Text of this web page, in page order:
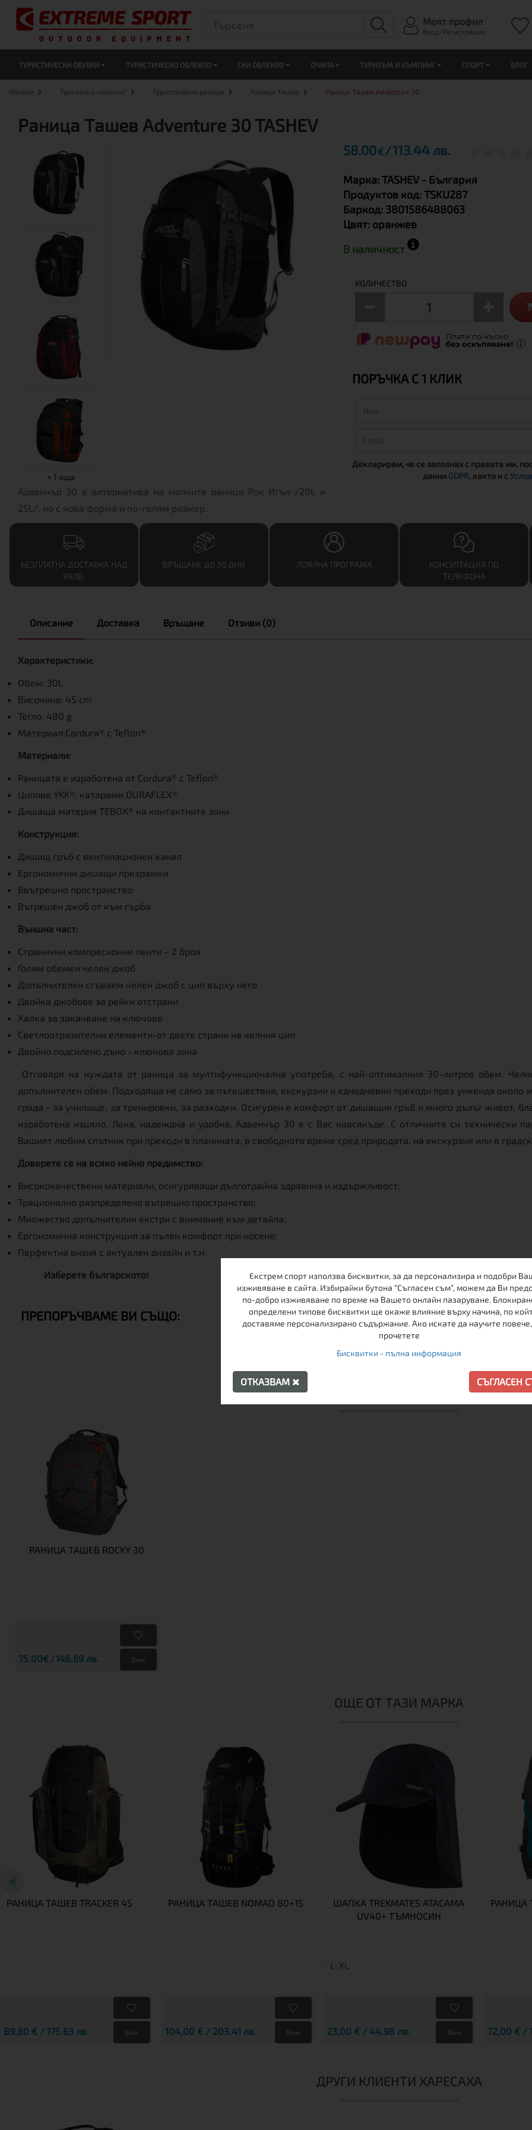
Моят профил
Вход/Регистрация
ТУРИСТИЧЕСКИ ОБУВКИ ТУРИСТИЧЕСКО ОБЛЕКЛО СКИ ОБЛЕКЛО ОЧИЛА ТУРИЗЪМ И КЪМПИНГ СПОРТ БЛОГ
Начало Туризъм и къмпинг Туристически раници Раници Ташев Раница Ташев Adventure 30
Раница Ташев Adventure 30 TASHEV
+ 1 още
Адвенчър 30 е алтернатива на малките раници Рок Игъл /20L и
25L/, но с нова форма и по-голям размер.
58.00€ 113.44 лв.
Марка:TASHEV - България
Продуктов код:TSKU287
Баркод: 3801586488063
Цвят: оранжев
В наличност
КОЛИЧЕСТВО
ПОРЪЧКА С 1 КЛИК
Декларирам, че се запознах с правата ми,
данни GDPR, както и с
БЕЗПЛАТНА ДОСТАВКА НАД
99ЛВ.
ВРЪЩАНЕ ДО 30 ДНИ ЛОЯЛНА ПРОГРАМА
КОНСУЛТАЦИЯ ПО
ТЕЛЕФОНА
Описание Доставка Връщане Отзиви (0)
Характеристики:
Обем: 30L
Височина: 45 сm
Тегло: 480 g
Материал:Cordura® с Teflon®
Материали:
Раницата е изработена от Cordura® с Teflon®
Ципове YKK®, катарами DURAFLEX®
Дишаща материя TEBOX® на контактните зони
Конструкция:
Дишащ гръб с вентилационен канал
Ергономични дишащи презрамки
Ввътрешно пространство:
Вътрешен джоб от към гърба
Външна част:
Странични компресионни ленти – 2 броя
Голям обемен челен джоб
Допълнителен сгъваем челен джоб с цип върху него
Двойка джобове за рейки отстрани
Халка за закачване на ключове
Светлоотразителни елементи-от двете страни на челния цип
Двойно подсилено дъно - ключова зона
Отговаря на нуждата от раница за мултифункционална употреба, с най-оптималния 30-литров обем.
допълнителен обем. Подходяща не само за пътешествия, екскурзии и еднодневни преходи през уикенда около
града - за училище, за тренировки, за разходки. Осигурен е комфорт от дишащия гръб и много дълъг живот,
изработена изцяло. Лека, надеждна и удобна, Адвенчър 30 е с Вас навсякъде. С отличните си технически
Вашият любим спътник при преходи в планината, в свободното време сред природата, на екскурзия или в
Доверете се на всяко нейно предимство:
Висококачествени материали, осигуряващи дълготрайна здравина и издържливост;
Трационално разпределено вътрешно пространство;
Множество допълнителни екстри с внимание към детайла;
Ергономична конструкция за пълен комфорт при носене;
Перфектна визия с актуален дизайн и т.н.
Изберете българското!
ПРЕПОРЪЧВАМЕ ВИ СЪЩО:
ПРЕПОРЪЧАНИ ПРОДУКТИ
РАНИЦА ТАШЕВ ROCKY 30
75.00€ 146.69 лв. Виж
ОЩЕ ОТ ТАЗИ МАРКА
РАНИЦА TАШЕВ TRACKER 45
89,80 € / 175.63 лв. Виж
РАНИЦА ТАШЕВ NOMAD 80+15
104,00 € / 203.41 лв. Виж
ШАПКА TREKMATES ATACAMA
UV40+ ТЪМНОСИН
L-XL
23,00 € / 44.98 лв. Виж
РАНИЦА
72,00 € /
ДРУГИ КЛИЕНТИ ХАРЕСАХА
Екстрем спорт използва бисквитки, за да персонализира и подобри
изживяване в сайта. Избирайки бутона “Съгласен съм”, можем да Ви
по-добро изживяване по време на Вашето онлайн пазаруване.
определени типове бисквитки ще окаже влияние върху начина, по
доставяме персонализирано съдържание. Ако искате да научите
прочетете
Бисквитки - пълна информация
ОТКАЗВАМ СЪГЛАСЕН